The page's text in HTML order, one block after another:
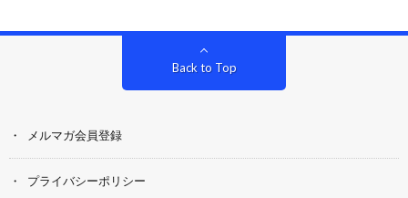
Back to Top
メルマガ会員登録
プライバシーポリシー